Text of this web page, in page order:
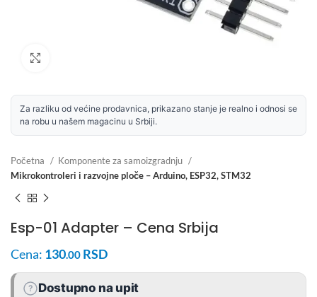
Za razliku od većine prodavnica, prikazano stanje je realno i odnosi se
na robu u našem magacinu u Srbiji.
Početna
Komponente za samoizgradnju
Mikrokontroleri i razvojne ploče – Arduino, ESP32, STM32
Esp-01 Adapter – Cena Srbija
Cena: 130.00 RSD
? Dostupno na upit